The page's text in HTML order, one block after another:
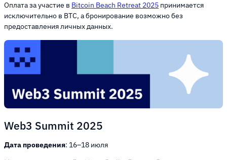
Оплата за участие в Bitcoin Beach Retreat 2025 принимается
исключительно в BTC, а бронирование возможно без
предоставления личных данных.
Web3 Summit 2025
Дата проведения: 16–18 июля